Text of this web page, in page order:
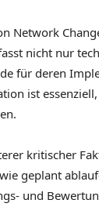
Network
nicht nur
für deren
ist
kritischer
geplant
und